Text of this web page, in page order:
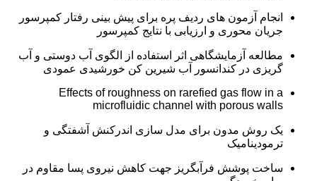
انجام آزمون های ردیف پره برای پیش بینی رفتار کمپرسور
جریان محوری و ارزیابی با نتایج کمپرسور
مطالعه آزمایشگاهی اثر استفاده از الگوی آب دوستی و آب
گریزی در کندانسور آب شیرین کن خورشیدی عمودی
Effects of roughness on rarefied gas flow in a
microfluidic channel with porous walls
یک روش مدون برای مدل سازی اندرکنش آشفتگی و
ترمودینامیک
ساخت پوشش فرآبگریز جهت کاهش نیروی پسا مقاوم در